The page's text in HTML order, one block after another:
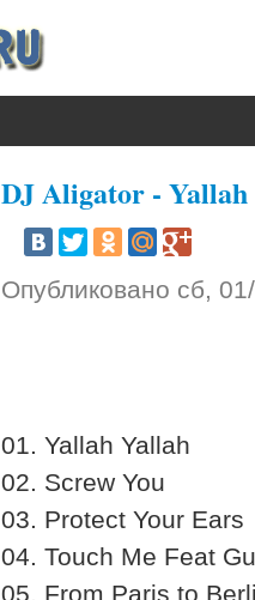
DJ Aligator - Yallah
Опубликовано сб,
01. Yallah Yallah
02. Screw You
03. Protect Your Ears
04. Touch Me Feat
05. From Paris to